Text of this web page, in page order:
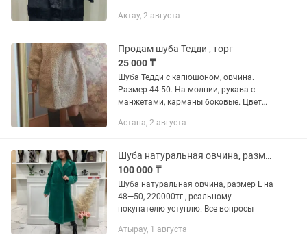
•карманы - натуральная кожа
очень тёплая и...
Актау, 2 августа
Продам шуба Тедди , торг
25 000 ₸
Шуба Тедди с капюшоном, овчина.
Размер 44-50. На молнии, рукава с
манжетами, карманы боковые. Цвет
Астана, 2 августа
Шуба натуральная овчина, размер L на 48—50
100 000 ₸
Шуба натуральная овчина, размер L на
48—50, 220000тг., реальному
покупателю уступлю. Все вопросы
Атырау, 1 августа